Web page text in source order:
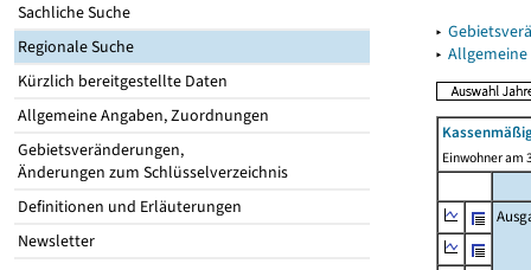
Sachliche Suche
Regionale Suche
Kürzlich bereitgestellte Daten
Allgemeine Angaben, Zuordnungen
Gebietsveränderungen,
Änderungen zum Schlüsselverzeichnis
Definitionen und Erläuterungen
Newsletter
▸
▸
Einwohner am